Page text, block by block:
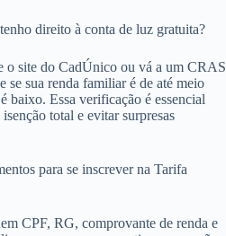
direito à conta de luz gratuita?
o site do CadÚnico ou vá a um CRAS
se sua renda familiar é de até meio
baixo. Essa verificação é essencial
total e evitar surpresas
para se inscrever na Tarifa
CPF, RG, comprovante de renda e